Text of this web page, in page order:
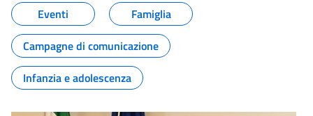
Eventi
Famiglia
Campagne di comunicazione
Infanzia e adolescenza